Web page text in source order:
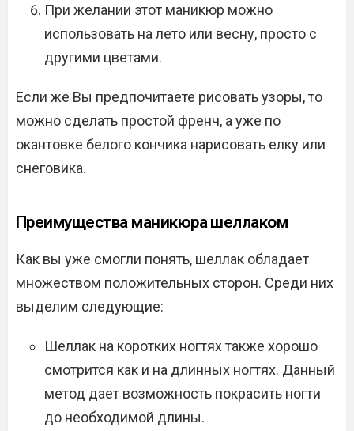
При желании этот маникюр можно
использовать на лето или весну, просто с
другими цветами.
Если же Вы предпочитаете рисовать узоры, то
можно сделать простой френч, а уже по
окантовке белого кончика нарисовать елку или
снеговика.
Преимущества маникюра шеллаком
Как вы уже смогли понять, шеллак обладает
множеством положительных сторон. Среди них
выделим следующие:
Шеллак на коротких ногтях также хорошо
смотрится как и на длинных ногтях. Данный
метод дает возможность покрасить ногти
до необходимой длины.